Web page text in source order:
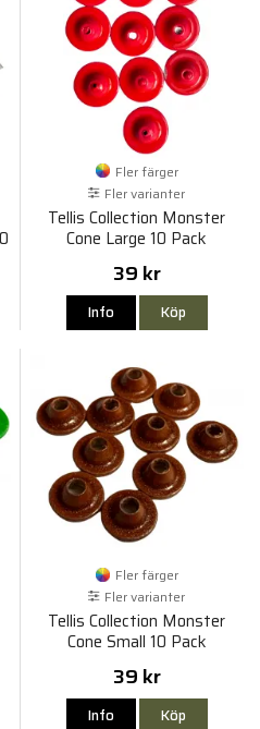
Fler färger
Fler varianter
Tellis Collection Monster
Cone Large 10 Pack
39 kr
Info Köp
Fler färger
Fler varianter
Tellis Collection Monster
Cone Small 10 Pack
39 kr
Info Köp